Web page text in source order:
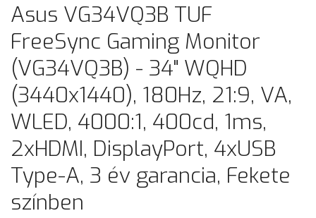
Asus VG34VQ3B TUF
FreeSync Gaming Monitor
(VG34VQ3B) - 34" WQHD
(3440x1440), 180Hz, 21:9, VA,
WLED, 4000:1, 400cd, 1ms,
2xHDMI, DisplayPort, 4xUSB
Type-A, 3 év garancia, Fekete
színben